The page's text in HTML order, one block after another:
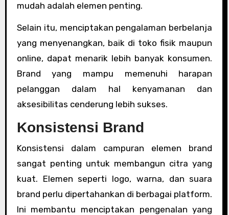
mudah adalah elemen penting.
Selain itu, menciptakan pengalaman berbelanja
yang menyenangkan, baik di toko fisik maupun
online, dapat menarik lebih banyak konsumen.
Brand yang mampu memenuhi harapan
pelanggan dalam hal kenyamanan dan
aksesibilitas cenderung lebih sukses.
Konsistensi Brand
Konsistensi dalam campuran elemen brand
sangat penting untuk membangun citra yang
kuat. Elemen seperti logo, warna, dan suara
brand perlu dipertahankan di berbagai platform.
Ini membantu menciptakan pengenalan yang